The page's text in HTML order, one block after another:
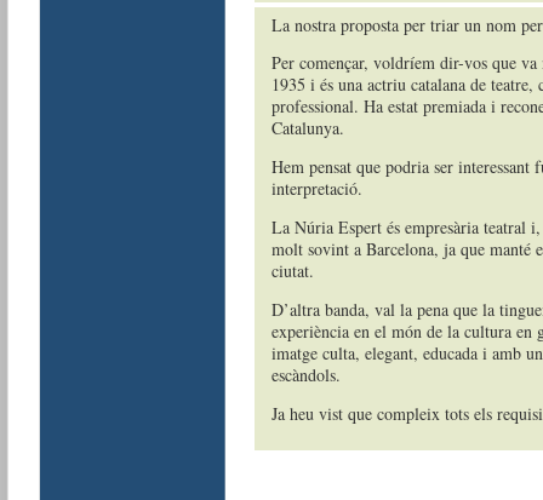
La nostra proposta per triar un nom
Per començar, voldríem dir-vos que
1935 i és una actriu catalana de
professional. Ha estat premiada i
Catalunya.
Hem pensat que podria ser interessant
interpretació.
La Núria Espert és empresària teatral
molt sovint a Barcelona, ja que manté
ciutat.
D’altra banda, val la pena que la
experiència en el món de la cultura en
imatge culta, elegant, educada i amb
escàndols.
Ja heu vist que compleix tots els